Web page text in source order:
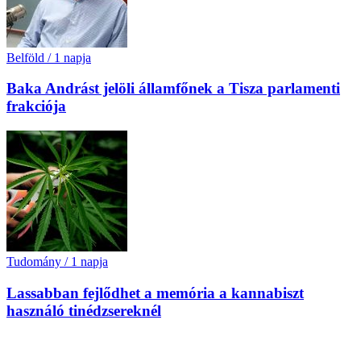
Belföld / 1 napja
Baka Andrást jelöli államfőnek a Tisza parlamenti
frakciója
Tudomány / 1 napja
Lassabban fejlődhet a memória a kannabiszt
használó tinédzsereknél